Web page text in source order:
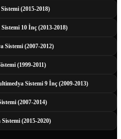
(2015-2018)
10 İnç (2013-2018)
Sistemi (2007-2012)
(1999-2011)
Sistemi 9 İnç (2009-2013)
(2007-2014)
(2015-2020)